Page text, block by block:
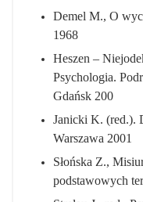
Demel M., O
1968
Heszen –
Psychologia.
Gdańsk 200
Janicki K. (red.).
Warszawa 2001
Słońska Z.,
podstawowych